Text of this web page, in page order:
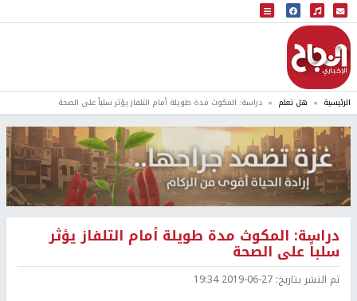
البث المباشر
إذاعة النجاح
الرئيسية هل تعلم دراسة: المكوث مدة طويلة أمام التلفاز يؤثر سلباً على الصحة
دراسة: المكوث مدة طويلة أمام التلفاز يؤثر
سلباً على الصحة
تم النشر بتاريخ: 2019-06-27 19:34